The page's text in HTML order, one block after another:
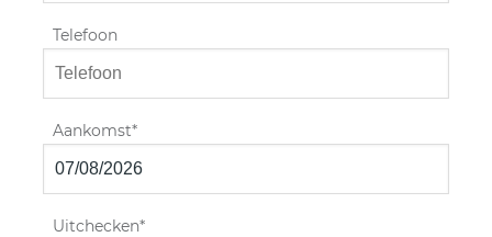
Telefoon
Aankomst
Uitchecken